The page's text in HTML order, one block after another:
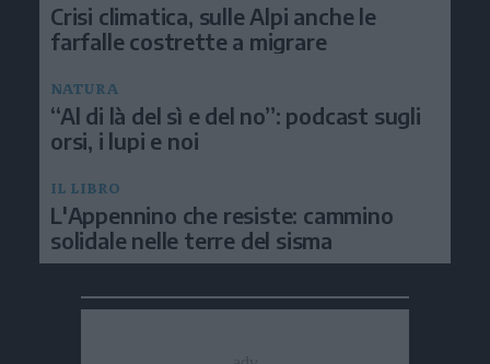
Crisi climatica, sulle Alpi anche le
farfalle costrette a migrare
NATURA
“Al di là del sì e del no”: podcast sugli
orsi, i lupi e noi
IL LIBRO
L'Appennino che resiste: cammino
solidale nelle terre del sisma